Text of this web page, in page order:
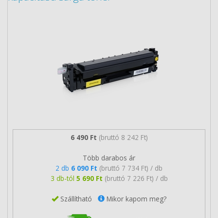
6 490 Ft (bruttó 8 242 Ft)
Több darabos ár
2 db 6 090 Ft (bruttó 7 734 Ft) / db
3 db-tól 5 690 Ft (bruttó 7 226 Ft) / db
Szállítható Mikor kapom meg?